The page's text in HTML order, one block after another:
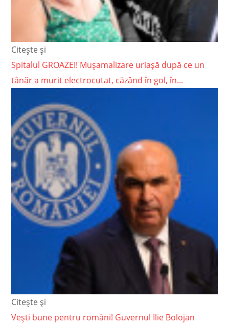
Citește și
Spitalul GROAZEI! Mușamalizare uriașă după ce un
tânăr a murit electrocutat, căzând în gol, în...
Citește și
Vești bune pentru români! Guvernul Ilie Bolojan